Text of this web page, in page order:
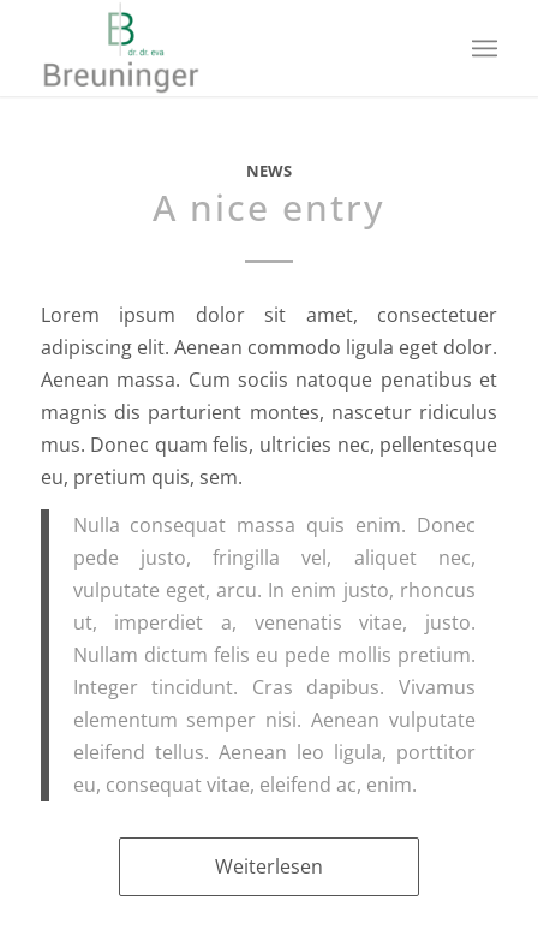
NEWS
A nice entry
Lorem ipsum dolor sit amet, consectetuer
adipiscing elit. Aenean commodo ligula eget dolor.
Aenean massa. Cum sociis natoque penatibus et
magnis dis parturient montes, nascetur ridiculus
mus. Donec quam felis, ultricies nec, pellentesque
eu, pretium quis, sem.
Nulla consequat massa quis enim. Donec
pede justo, fringilla vel, aliquet nec,
vulputate eget, arcu. In enim justo, rhoncus
ut, imperdiet a, venenatis vitae, justo.
Nullam dictum felis eu pede mollis pretium.
Integer tincidunt. Cras dapibus. Vivamus
elementum semper nisi. Aenean vulputate
eleifend tellus. Aenean leo ligula, porttitor
eu, consequat vitae, eleifend ac, enim.
Weiterlesen